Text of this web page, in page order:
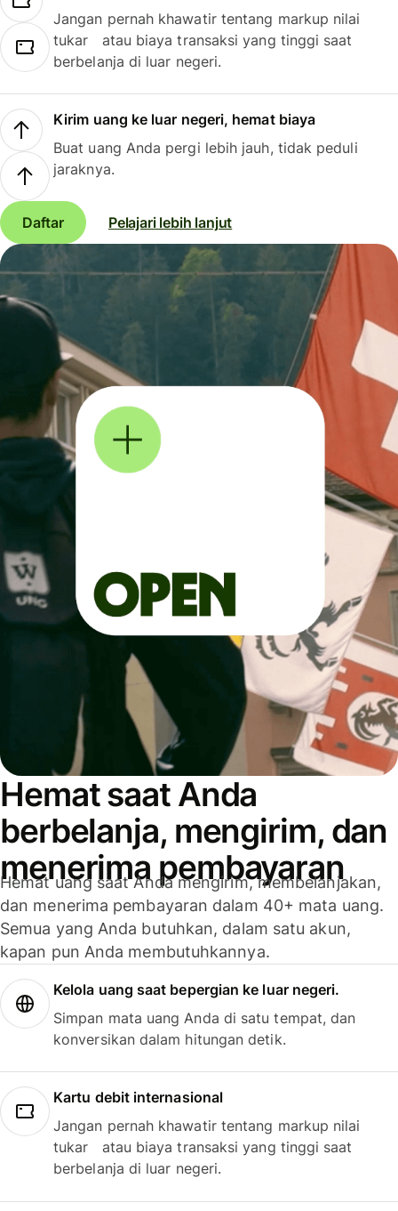
Jangan pernah khawatir tentang markup nilai
tukar atau biaya transaksi yang tinggi saat
berbelanja di luar negeri.
Kirim uang ke luar negeri, hemat biaya
Buat uang Anda pergi lebih jauh, tidak peduli
jaraknya.
Daftar Pelajari lebih lanjut
Hemat saat Anda
berbelanja, mengirim, dan
menerima pembayaran
Hemat uang saat Anda mengirim, membelanjakan,
dan menerima pembayaran dalam 40+ mata uang.
Semua yang Anda butuhkan, dalam satu akun,
kapan pun Anda membutuhkannya.
Kelola uang saat bepergian ke luar negeri.
Simpan mata uang Anda di satu tempat, dan
konversikan dalam hitungan detik.
Kartu debit internasional
Jangan pernah khawatir tentang markup nilai
tukar atau biaya transaksi yang tinggi saat
berbelanja di luar negeri.